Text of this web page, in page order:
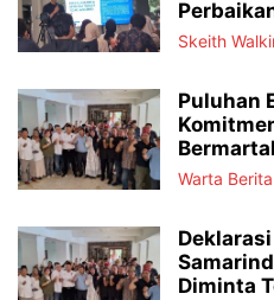
Skeith
Puluhan
Warta Berita
Diminta